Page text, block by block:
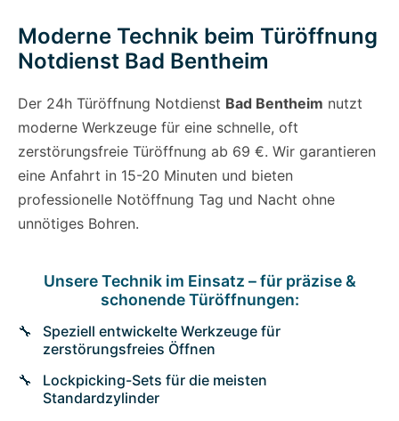
Moderne Technik beim Türöffnung
Notdienst Bad Bentheim
Der 24h Türöffnung Notdienst Bad Bentheim nutzt
moderne Werkzeuge für eine schnelle, oft
zerstörungsfreie Türöffnung ab 69 €. Wir garantieren
eine Anfahrt in 15-20 Minuten und bieten
professionelle Notöffnung Tag und Nacht ohne
unnötiges Bohren.
Unsere Technik im Einsatz – für präzise &
schonende Türöffnungen:
Speziell entwickelte Werkzeuge für
zerstörungsfreies Öffnen
Lockpicking-Sets für die meisten
Standardzylinder